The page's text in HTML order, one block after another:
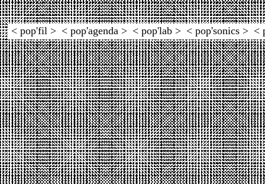
< pop'fil > < pop'agenda > < pop'lab > < pop'sonics > <